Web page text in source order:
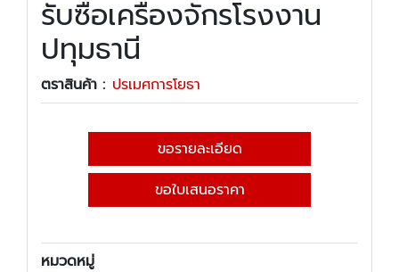
รับซื้อเครื่องจักรโรงงาน
ปทุมธานี
ตราสินค้า : ปรเมศการโยธา
ขอรายละเอียด
ขอใบเสนอราคา
หมวดหมู่